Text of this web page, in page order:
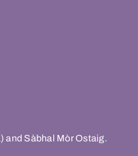
and Sàbhal Mòr Ostaig.